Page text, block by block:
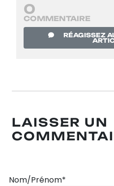
0
COMMENTAIRE
RÉAGISSEZ
LAISSER UN
Nom/Prénom*